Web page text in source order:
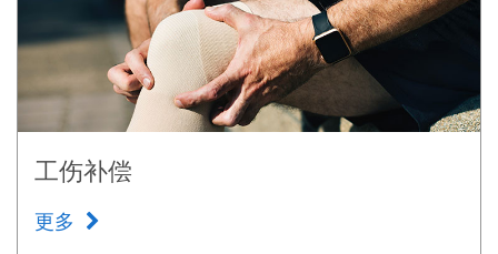
工伤补偿
更多